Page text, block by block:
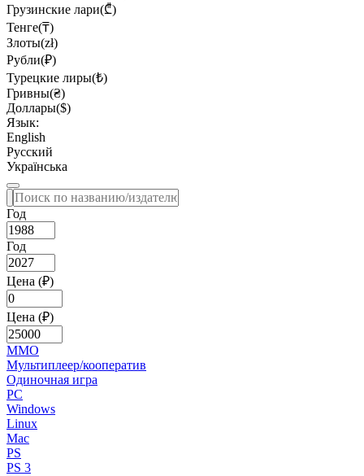
Грузинские лари(₾)
Тенге(₸)
Злоты(zł)
Рубли(₽)
Турецкие лиры(₺)
Гривны(₴)
Доллары($)
Язык:
English
Русский
Українська
Год
Год
Цена (₽)
Цена (₽)
MMO
Мультиплеер/кооператив
Одиночная игра
PC
Windows
Linux
Mac
PS
PS 3